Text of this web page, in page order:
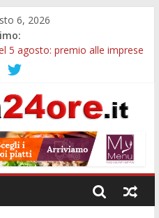
6, 2026
5 agosto: premio alle imprese
torna all’utile, crescono le
del Padovano:
la NASpI: le tutele
studio dell’Università di
intestinale